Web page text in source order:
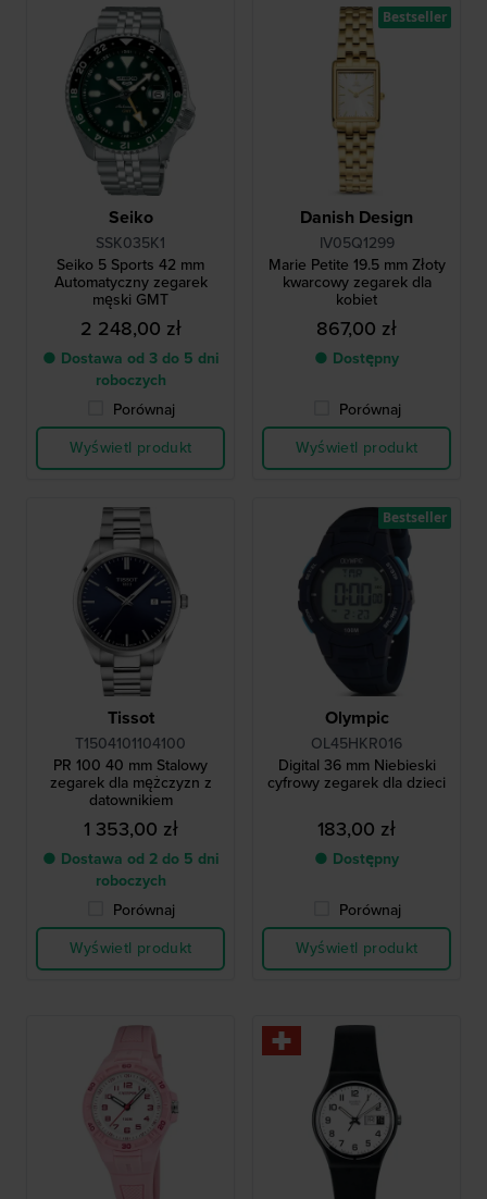
Seiko
SSK035K1
Seiko 5 Sports 42 mm
Automatyczny zegarek
męski GMT
2 248,00 zł
● Dostawa od 3 do 5 dni
roboczych
Porównaj
Wyświetl produkt
Danish Design
IV05Q1299
Marie Petite 19.5 mm Złoty
kwarcowy zegarek dla
kobiet
867,00 zł
● Dostępny
Porównaj
Wyświetl produkt
Bestseller
Tissot
T1504101104100
PR 100 40 mm Stalowy
zegarek dla mężczyzn z
datownikiem
1 353,00 zł
● Dostawa od 2 do 5 dni
roboczych
Porównaj
Wyświetl produkt
Olympic
OL45HKR016
Digital 36 mm Niebieski
cyfrowy zegarek dla dzieci
183,00 zł
● Dostępny
Porównaj
Wyświetl produkt
Bestseller